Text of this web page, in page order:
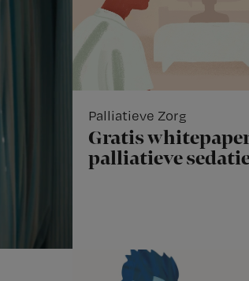
Palliatieve Zorg
Gratis
palliatieve